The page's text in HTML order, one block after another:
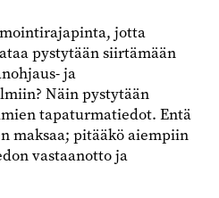
jotta
pystytään siirtämään
ja
Näin pystytään
tapaturmatiedot. Entä
maksaa; pitääkö aiempiin
vastaanotto ja